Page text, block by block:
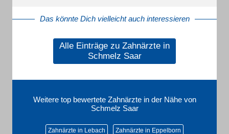
Das könnte Dich vielleicht auch interessieren
Alle Einträge zu Zahnärzte in
Schmelz Saar
Weitere top bewertete Zahnärzte in der Nähe von
Schmelz Saar
Zahnärzte in Lebach Zahnärzte in Eppelborn